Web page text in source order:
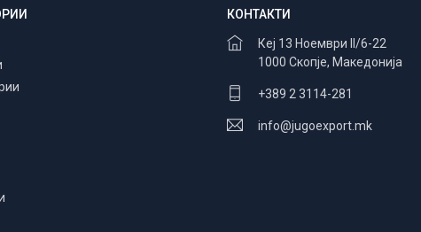
КОНТАКТИ
Кеј 13 Ноември II/6-22
1000 Скопје, Македонија
+389 2 3114-281
info@jugoexport.mk